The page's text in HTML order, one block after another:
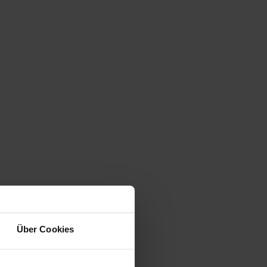
Über Cookies